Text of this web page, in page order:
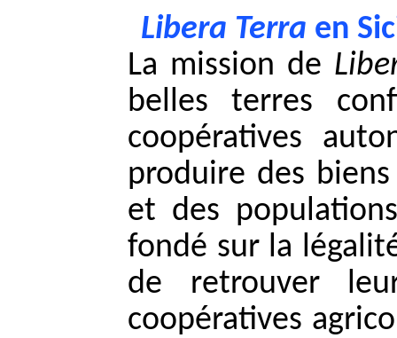
Libera Terra en
La mission de
belles terres
coopératives
produire des
et des
fondé sur la
de retrouver
coopératives